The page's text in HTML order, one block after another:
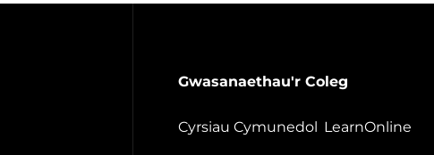
Gwasanaethau'r Coleg
Cyrsiau Cymunedol LearnOnline